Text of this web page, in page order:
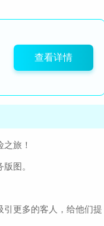
查看详情
旅！
图。
更多的客人，给他们提